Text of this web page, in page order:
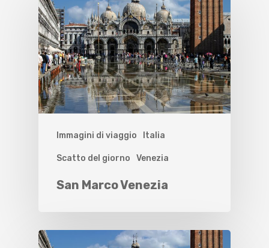
Immagini di viaggio Italia
Scatto del giorno Venezia
San Marco Venezia